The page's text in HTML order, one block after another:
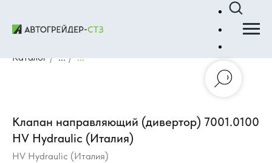
Каталог / ... / ...
Клапан направляющий (дивертор) 7001.0100
HV Hydraulic (Италия)
HV Hydraulic (Италия)